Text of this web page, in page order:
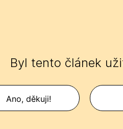
Byl tento článek
Ano, děkuji!